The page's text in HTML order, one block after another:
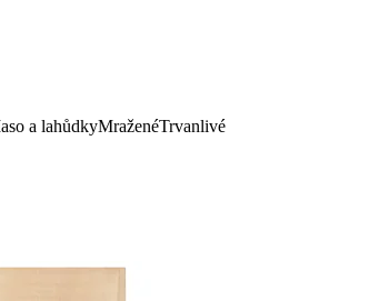
a lahůdkyMraženéTrvanlivé